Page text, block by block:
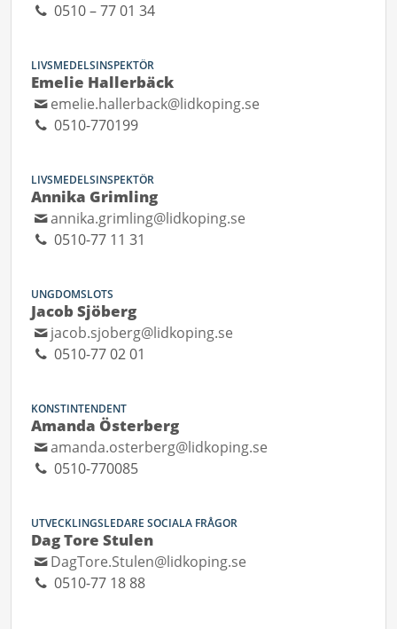
0510 – 77 01 34
LIVSMEDELSINSPEKTÖR
Emelie Hallerbäck
emelie.hallerback@lidkoping.se
0510-770199
LIVSMEDELSINSPEKTÖR
Annika Grimling
annika.grimling@lidkoping.se
0510-77 11 31
UNGDOMSLOTS
Jacob Sjöberg
jacob.sjoberg@lidkoping.se
0510-77 02 01
KONSTINTENDENT
Amanda Österberg
amanda.osterberg@lidkoping.se
0510-770085
UTVECKLINGSLEDARE SOCIALA FRÅGOR
Dag Tore Stulen
DagTore.Stulen@lidkoping.se
0510-77 18 88